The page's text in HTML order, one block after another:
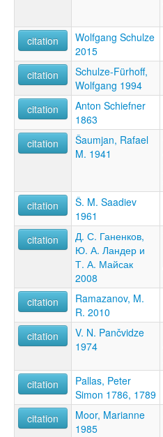
citation
Wolfgang Schulze
2015
citation
Schulze-Fürhoff,
Wolfgang 1994
citation
Anton Schiefner
1863
citation
Šaumjan, Rafael
M. 1941
citation
Š. M. Saadiev
1961
citation
Д. С. Ганенков,
Ю. А. Ландер и
Т. А. Майсак
2008
citation
Ramazanov, M.
R. 2010
citation
V. N. Pančvidze
1974
citation
Pallas, Peter
Simon 1786, 1789
citation
Moor, Marianne
1985